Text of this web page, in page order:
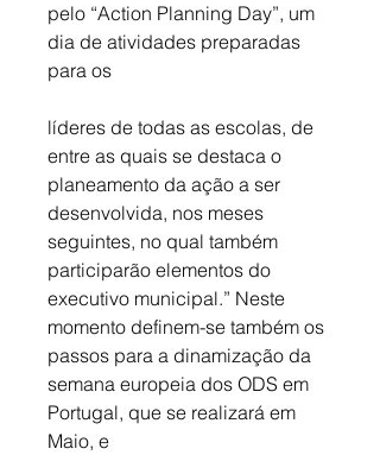
pelo “Action Planning Day”, um
dia de atividades preparadas
para os
líderes de todas as escolas, de
entre as quais se destaca o
planeamento da ação a ser
desenvolvida, nos meses
seguintes, no qual também
participarão elementos do
executivo municipal.” Neste
momento definem-se também os
passos para a dinamização da
semana europeia dos ODS em
Portugal, que se realizará em
Maio, e